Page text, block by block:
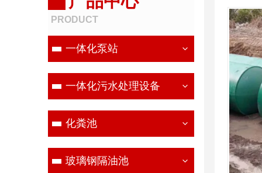
PRODUCT
一体化泵站
一体化污水处理设备
化粪池
玻璃钢隔油池